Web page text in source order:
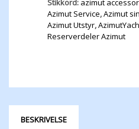
Stikkord: azimut
Azimut Service,Azimut
Azimut Utstyr,
Reserverdeler Azimut
BESKRIVELSE